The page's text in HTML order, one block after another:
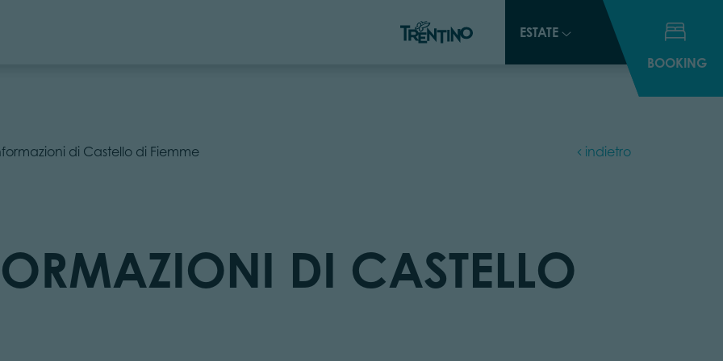
ESTATE
BOOKING
ESTATE
BOOKING
di Castello di Fiemme indietro
DI CASTELLO